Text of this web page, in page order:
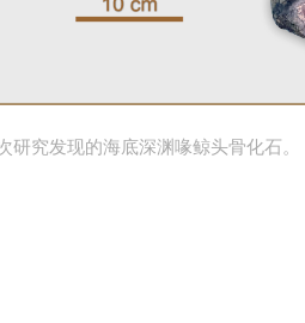
研究发现的海底深渊喙鲸头骨化石